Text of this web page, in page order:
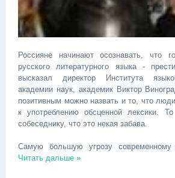
Россияне начинают осознавать, что
русского литературного языка -
высказал директор Института
академии наук, академик Виктор
позитивным можно назвать и то, что
к употреблению обсценной лексики.
собеседнику, что это некая забава.
Самую большую угрозу современному
Читать дальше »